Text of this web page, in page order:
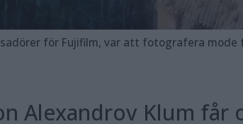
»Men det var också en vilja att få en ny publik att relatera till naturen«, förtydligar Alexandrov
Alexandrov Klum får